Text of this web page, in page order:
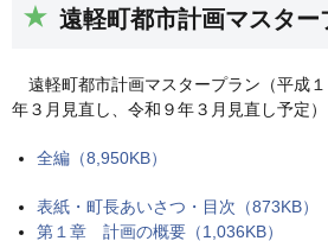
遠軽町都市計画マスター
遠軽町都市計画マスタープラン（平成
年３月見直し、令和９年３月見直し予定）
全編（8,950KB）
表紙・町長あいさつ・目次（873KB）
第１章 計画の概要（1,036KB）